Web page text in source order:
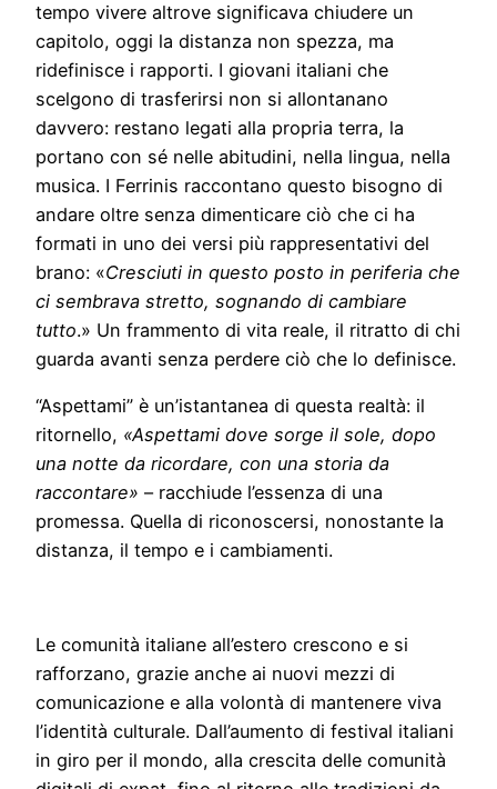
tempo vivere altrove significava chiudere un
capitolo, oggi la distanza non spezza, ma
ridefinisce i rapporti. I giovani italiani che
scelgono di trasferirsi non si allontanano
davvero: restano legati alla propria terra, la
portano con sé nelle abitudini, nella lingua, nella
musica. I Ferrinis raccontano questo bisogno di
andare oltre senza dimenticare ciò che ci ha
formati in uno dei versi più rappresentativi del
brano: «Cresciuti in questo posto in periferia che
ci sembrava stretto, sognando di cambiare
tutto.» Un frammento di vita reale, il ritratto di chi
guarda avanti senza perdere ciò che lo definisce.
“Aspettami” è un’istantanea di questa realtà: il
ritornello, «Aspettami dove sorge il sole, dopo
una notte da ricordare, con una storia da
raccontare» – racchiude l’essenza di una
promessa. Quella di riconoscersi, nonostante la
distanza, il tempo e i cambiamenti.
Le comunità italiane all’estero crescono e si
rafforzano, grazie anche ai nuovi mezzi di
comunicazione e alla volontà di mantenere viva
l’identità culturale. Dall’aumento di festival italiani
in giro per il mondo, alla crescita delle comunità